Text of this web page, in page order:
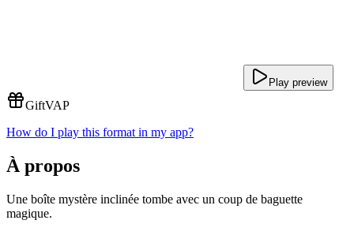
Play preview
GiftVAP
How do I play this format in my app?
À propos
Une boîte mystère inclinée tombe avec un coup de baguette
magique.